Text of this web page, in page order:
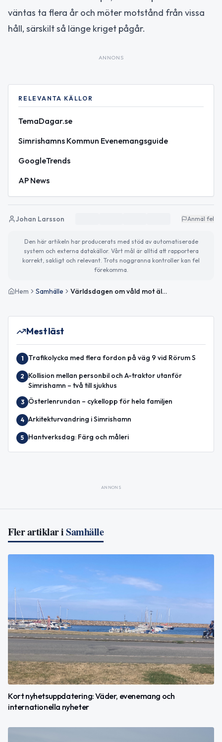
väntas ta flera år och möter motstånd från vissa
håll, särskilt så länge kriget pågår.
ANNONS
RELEVANTA KÄLLOR
TemaDagar.se
Simrishamns Kommun Evenemangsguide
GoogleTrends
AP News
Johan Larsson Anmäl fel
Den här artikeln har producerats med stöd av automatiserade
system och externa datakällor. Vårt mål är alltid att rapportera
korrekt, sakligt och relevant. Trots noggranna kontroller kan fel
förekomma.
Hem Samhälle Världsdagen om våld mot äldre och dagens väder
Mest läst
1 Trafikolycka med flera fordon på väg 9 vid Rörum S
2
Kollision mellan personbil och A-traktor utanför
Simrishamn – två till sjukhus
3 Österlenrundan – cykellopp för hela familjen
4 Arkitekturvandring i Simrishamn
5 Hantverksdag: Färg och måleri
ANNONS
Fler artiklar iSamhälle
Kort nyhetsuppdatering: Väder, evenemang och
internationella nyheter